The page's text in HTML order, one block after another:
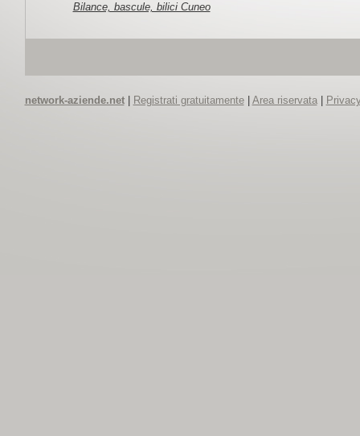
Bilance, bascule, bilici Cuneo
network-aziende.net| Registrati gratuitamente| Area riservata|